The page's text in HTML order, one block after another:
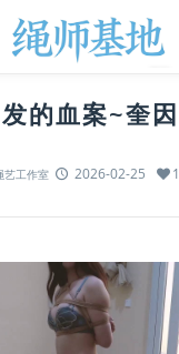
的血案~奎
艺工作室 2026-02-25